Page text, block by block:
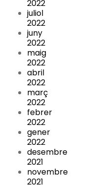
2022
juliol
2022
juny
2022
maig
2022
abril
2022
març
2022
febrer
2022
gener
2022
desembre
2021
novembre
2021